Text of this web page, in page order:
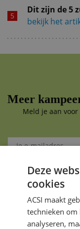
Dit zijn de 5
bekijk het
Meer
Meld je aan
Je gegevens zijn
Deze
cookies
ACSI maakt
technieken om
analyseren,